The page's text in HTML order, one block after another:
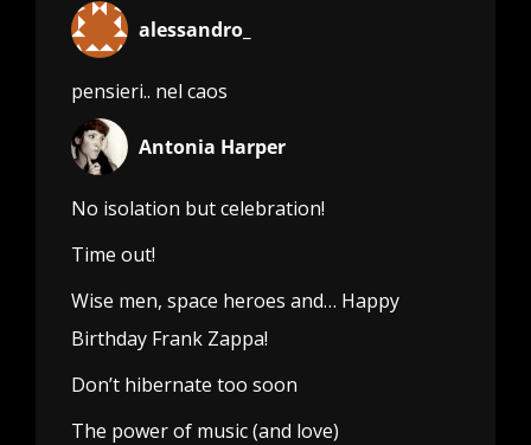
alessandro_
pensieri.. nel caos
Antonia Harper
No isolation but celebration!
Time out!
Wise men, space heroes and… Happy
Birthday Frank Zappa!
Don’t hibernate too soon
The power of music (and love)